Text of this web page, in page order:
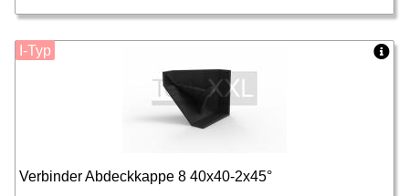
Verbinder Abdeckkappe 8 40x40-2x45°
I-Typ